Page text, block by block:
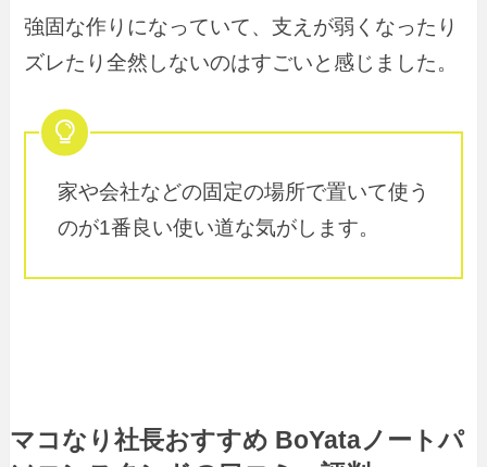
強固な作りになっていて、支えが弱くなったり
ズレたり全然しないのはすごいと感じました。
家や会社などの固定の場所で置いて使う
のが1番良い使い道な気がします。
マコなり社長おすすめ BoYataノートパ